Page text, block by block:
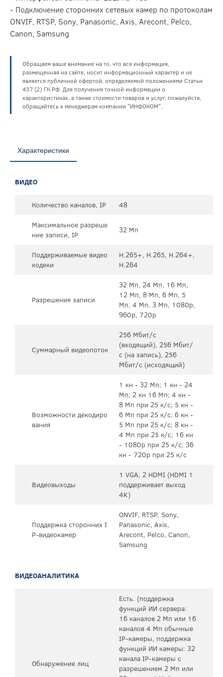
- Подключение сторонних сетевых камер по протоколам
ONVIF, RTSP, Sony, Panasonic, Axis, Arecont, Pelco,
Canon, Samsung
Обращаем ваше внимание на то, что вся информация,
размещенная на сайте, носит информационный характер и не
является публичной офертой, определяемой положениями Статьи
437 (2) ГК РФ. Для получения точной информации о
характеристиках, а также стоимости товаров и услуг, пожалуйста,
обращайтесь к менеджерам компании "ИНФОКОМ".
Характеристики
ВИДЕО
Количество каналов, IP
48
Максимальное разреше
ние записи, IP
32 Мп
Поддерживаемые видео
кодеки
H.265+, H.265, H.264+,
H.264
Разрешения записи
32 Мп, 24 Мп, 16 Мп,
12 Мп, 8 Мп, 6 Мп, 5
Мп, 4 Мп, 3 Мп, 1080p,
960p, 720p
Суммарный видеопоток
256 Мбит/с
(входящий), 256 Мбит/
с (на запись), 256
Мбит/с (исходящий)
Возможности декодиро
вания
1 кн - 32 Мп; 1 кн - 24
Мп; 2 кн 16 Мп; 4 кн -
8 Мп при 25 к/с; 5 кн -
6 Мп при 25 к/с; 6 кн -
5 Мп при 25 к/с; 8 кн -
4 Мп при 25 к/с; 16 кн
- 1080p при 25 к/с; 36
кн - 720p при 25 к/с
Видеовыходы
1 VGA, 2 HDMI (HDMI 1
поддерживает выход
4K)
Поддержка сторонних I
P-видеокамер
ONVIF, RTSP, Sony,
Panasonic, Axis,
Arecont, Pelco, Canon,
Samsung
ВИДЕОАНАЛИТИКА
Обнаружение лиц
Есть. (поддержка
функций ИИ сервера:
16 каналов 2 Мп или 16
каналов 4 Мп обычные
IP-камеры, поддержка
функций ИИ камеры: 32
канала IP-камеры с
разрешением 2 Мп или